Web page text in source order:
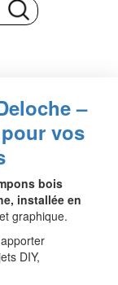
–
vos
bois
installée en
graphique.
DIY,